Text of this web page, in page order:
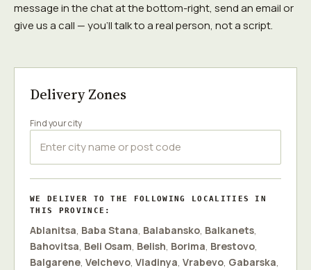
message in the chat at the bottom-right, send an email or
give us a call — you'll talk to a real person, not a script.
Delivery Zones
Find your city
WE DELIVER TO THE FOLLOWING LOCALITIES IN
THIS PROVINCE:
Ablanitsa, Baba Stana, Balabansko, Balkanets,
Bahovitsa, Beli Osam, Belish, Borima, Brestovo,
Balgarene, Velchevo, Vladinya, Vrabevo, Gabarska,